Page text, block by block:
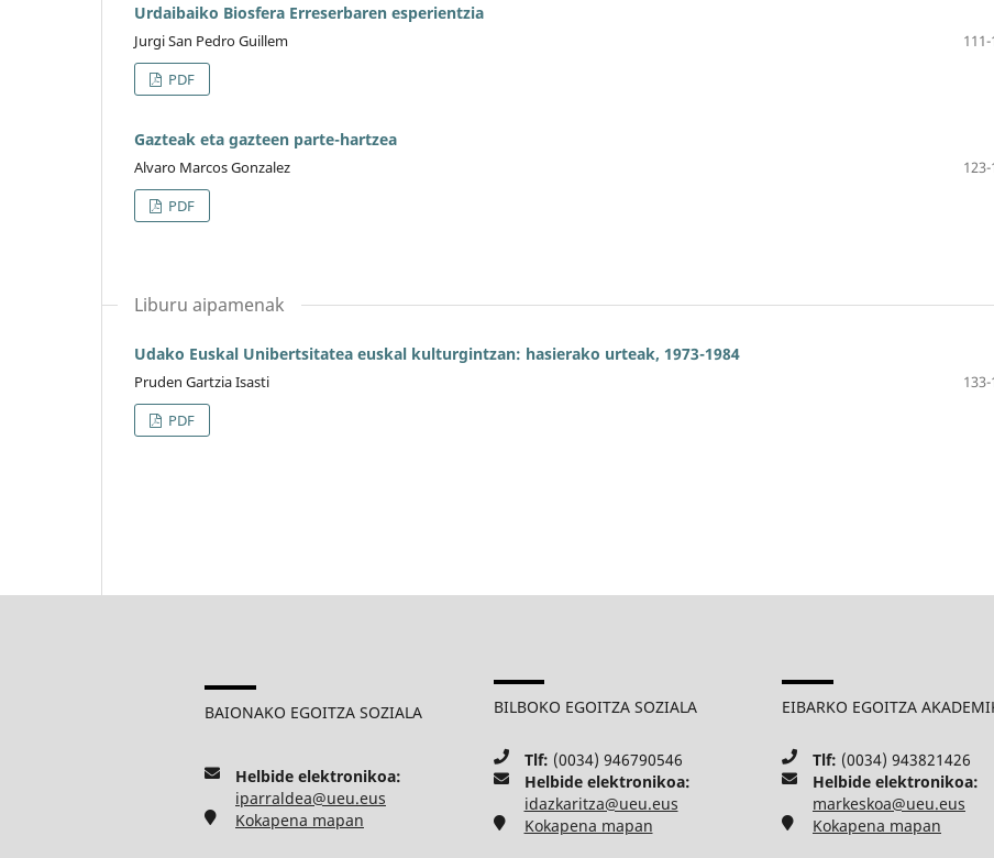
Urdaibaiko Biosfera Erreserbaren esperientzia
Jurgi San Pedro Guillem
111-
PDF
Gazteak eta gazteen parte-hartzea
Alvaro Marcos Gonzalez
123-
PDF
Liburu aipamenak
Udako Euskal Unibertsitatea euskal kulturgintzan: hasierako urteak, 1973-1984
Pruden Gartzia Isasti
133-
PDF
BAIONAKO EGOITZA SOZIALA
Helbide elektronikoa:
iparraldea@ueu.eus
Kokapena mapan
BILBOKO EGOITZA SOZIALA
Tlf: (0034) 946790546
Helbide elektronikoa:
idazkaritza@ueu.eus
Kokapena mapan
EIBARKO EGOITZA
Tlf: (0034) 943821426
Helbide elektronikoa:
markeskoa@ueu.eus
Kokapena mapan